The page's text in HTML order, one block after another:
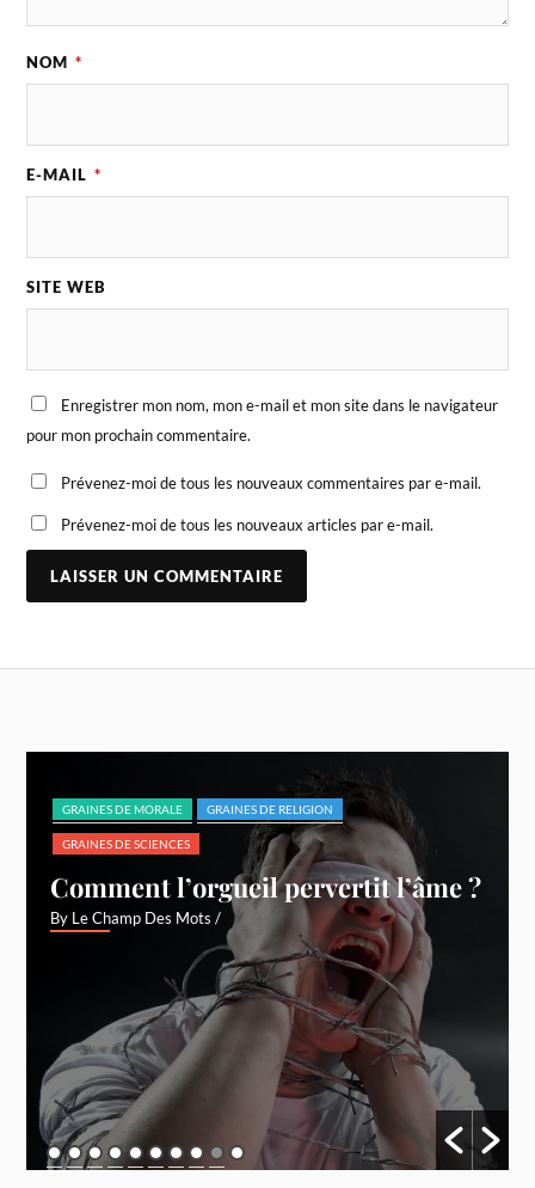
NOM *
E-MAIL *
SITE WEB
Enregistrer mon nom, mon e-mail et mon site dans le navigateur
pour mon prochain commentaire.
Prévenez-moi de tous les nouveaux commentaires par e-mail.
Prévenez-moi de tous les nouveaux articles par e-mail.
GRAINES DE MORALE GRAINES DE RELIGION
GRAINES DE SCIENCES
Comment l’orgueil pervertit l’âme ?
By Le Champ Des Mots /